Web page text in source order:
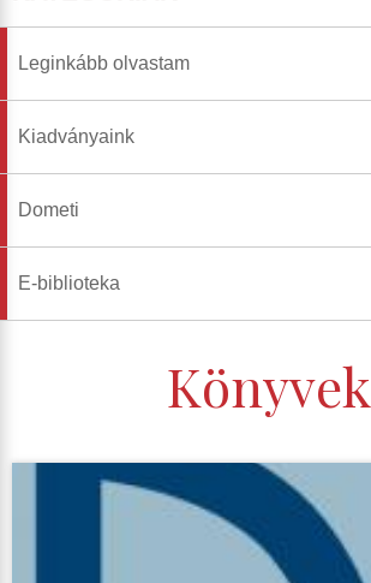
Leginkább olvastam
Kiadványaink
Dometi
E-biblioteka
Könyvek